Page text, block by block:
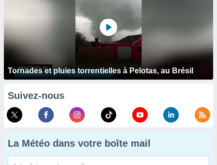
Tornades et pluies torrentielles à Pelotas, au Brésil
Suivez-nous
La Météo dans votre boîte mail